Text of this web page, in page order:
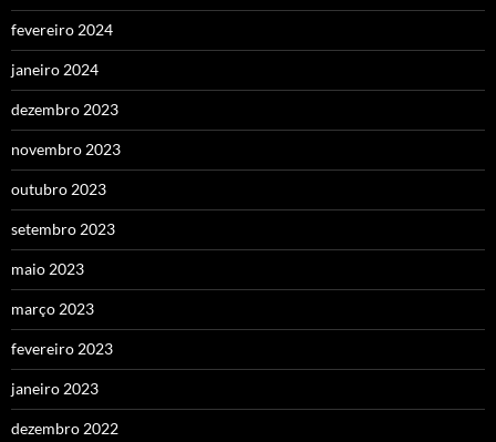
fevereiro 2024
janeiro 2024
dezembro 2023
novembro 2023
outubro 2023
setembro 2023
maio 2023
março 2023
fevereiro 2023
janeiro 2023
dezembro 2022